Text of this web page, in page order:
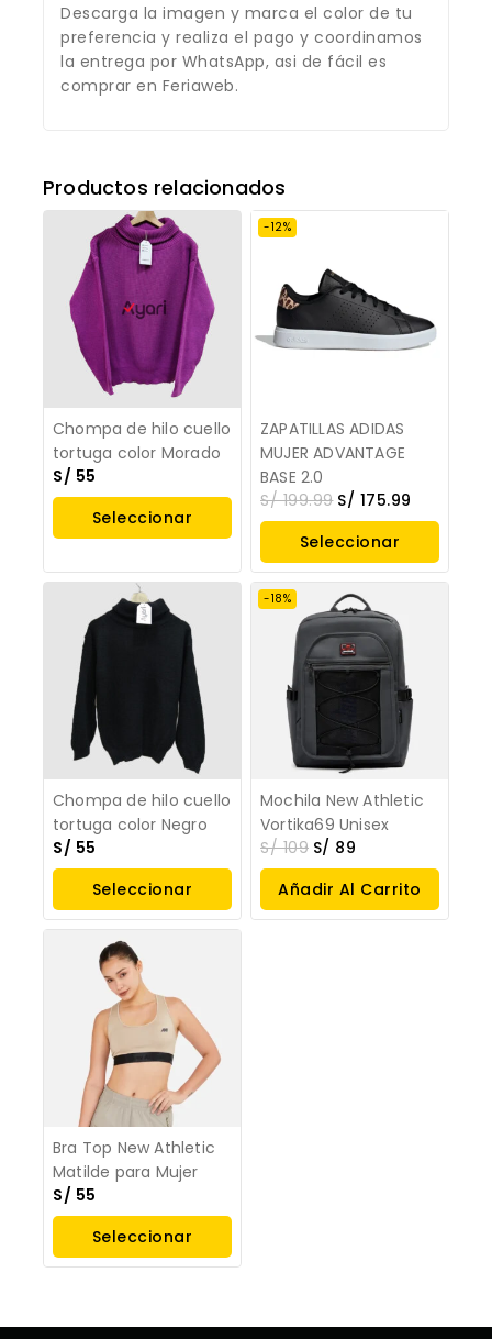
Descarga la imagen y marca el color de tu
preferencia y realiza el pago y coordinamos
la entrega por WhatsApp, asi de fácil es
comprar en Feriaweb.
Productos relacionados
Chompa de hilo cuello
tortuga color Morado
S/ 55
Seleccionar
-12%
ZAPATILLAS ADIDAS
MUJER ADVANTAGE
BASE 2.0
S/199.99 S/ 175.99
Seleccionar
Opciones
Chompa de hilo cuello
tortuga color Negro
S/ 55
Seleccionar
Opciones
-18%
Mochila New Athletic
Vortika69 Unisex
S/109 S/ 89
Añadir Al Carrito
Bra Top New Athletic
Matilde para Mujer
S/ 55
Seleccionar
Opciones